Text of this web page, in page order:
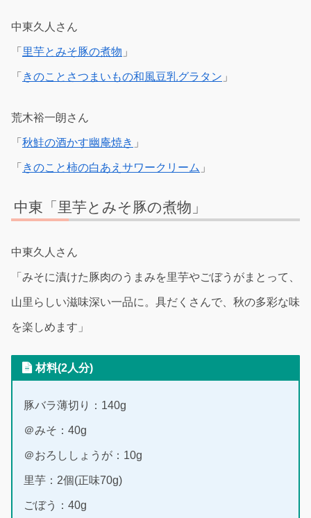
中東久人さん
「 里芋とみそ豚の煮物 」
「 きのことさつまいもの和風豆乳グラタン 」
荒木裕一朗さん
「 秋鮭の酒かす幽庵焼き 」
「 きのこと柿の白あえサワークリーム 」
中東「里芋とみそ豚の煮物」
中東久人さん
「みそに漬けた豚肉のうまみを里芋やごぼうがまとって、
山里らしい滋味深い一品に。具だくさんで、秋の多彩な味
を楽しめます」
材料(2人分)
豚バラ薄切り：140g
＠みそ：40g
＠おろししょうが：10g
里芋：2個(正味70g)
ごぼう：40g